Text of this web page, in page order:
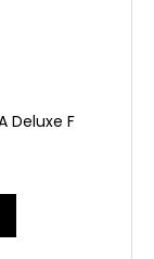
Deluxe F